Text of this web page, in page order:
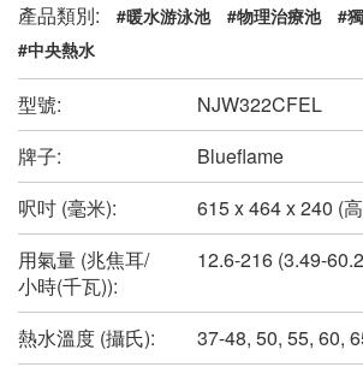
產品類別: #暖水游泳池 #物理治療池
#
#中央熱水
型號:
NJW322CFEL
牌子:
Blueflame
呎吋 (毫米):
615 x 464 x 240 (
用氣量 (兆焦耳/
小時(千瓦)):
12.6-216 (3.49-
熱水溫度 (攝氏): 37-48, 50, 55, 60,